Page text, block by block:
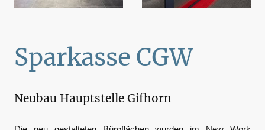
Sparkasse CGW
Neubau Hauptstelle Gifhorn